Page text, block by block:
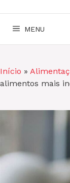
MENU
Início »
alimentos mais